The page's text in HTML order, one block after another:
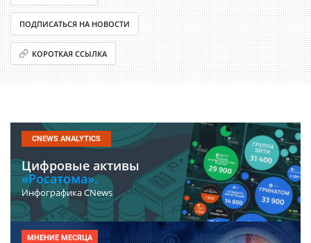
ПОДПИСАТЬСЯ НА НОВОСТИ
КОРОТКАЯ ССЫЛКА
CNEWS ANALYTICS
Цифровые активы
«Росатома».
Инфографика CNews
МНЕНИЕ МЕСЯЦА